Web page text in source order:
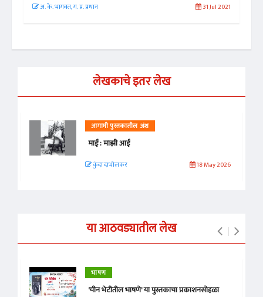
अ. के. भागवत, ग. प्र. प्रधान 31 Jul 2021
लेखकाचे इतर लेख
आगामी पुस्तकातील अंश
माई : माझी आई
कुंदा दाभोलकर 18 May 2026
या आठवड्यातील लेख
भाषण
'चीन भेटीतील भाषणे' या पुस्तकाचा प्रकाशनसोहळा